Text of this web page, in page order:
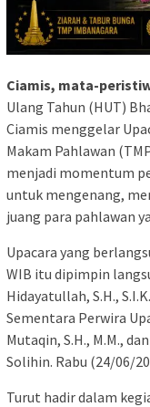
Ciamis, mata-
Ulang Tahun (HUT)
Ciamis menggelar
Makam Pahlawan
menjadi momentum
untuk mengenang,
juang para pahlawan
Upacara yang
WIB itu dipimpin
Hidayatullah, S.H.,
Sementara Perwira
Mutaqin, S.H., M.M.,
Solihin. Rabu (24/06/
Turut hadir dalam